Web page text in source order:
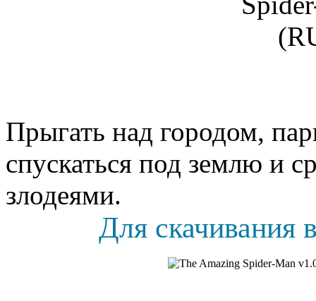
Прыгать над городом,
спускаться под землю и
злодеями.
Для скачивания